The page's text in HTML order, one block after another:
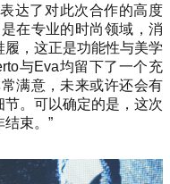
达了对此次合作的高度
在专业的时尚领域，消
，这正是功能性与美学
与Eva均留下了一个充
满意，未来或许还会有
。可以确定的是，这次
束。”